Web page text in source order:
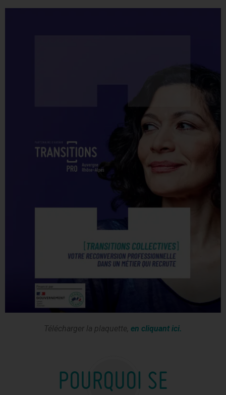
Télécharger la plaquette, en cliquant ici.
POURQUOI SE